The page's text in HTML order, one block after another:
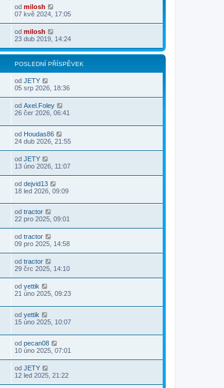
od milosh
07 kvě 2024, 17:05
od milosh
23 dub 2019, 14:24
POSLEDNÍ PŘÍSPĚVEK
od JETY
05 srp 2026, 18:36
od Axel.Foley
26 čer 2026, 06:41
od Houdas86
24 dub 2026, 21:55
od JETY
13 úno 2026, 11:07
od dejvid13
18 led 2026, 09:09
od tractor
22 pro 2025, 09:01
od tractor
09 pro 2025, 14:58
od tractor
29 črc 2025, 14:10
od yettik
21 úno 2025, 09:23
od yettik
15 úno 2025, 10:07
od pecan08
10 úno 2025, 07:01
od JETY
12 led 2025, 21:22